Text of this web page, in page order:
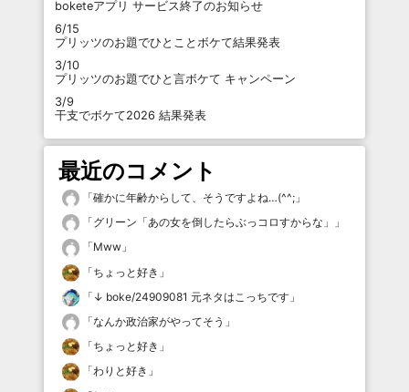
boketeアプリ サービス終了のお知らせ
6/15
プリッツのお題でひとことボケて結果発表
3/10
プリッツのお題でひと言ボケて キャンペーン
3/9
干支でボケて2026 結果発表
最近のコメント
「確かに年齢からして、そうですよね…(^^; 」
「グリーン「あの女を倒したらぶっコロすからな」
」
「Mww 」
「ちょっと好き 」
「 ↓ boke/24909081 元ネタはこっちです 」
「なんか政治家がやってそう 」
「ちょっと好き 」
「わりと好き 」